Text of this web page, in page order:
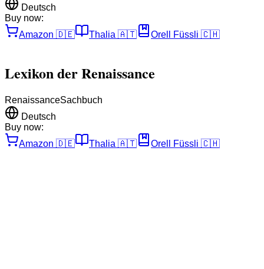
Deutsch
Buy now:
Amazon 🇩🇪 Thalia 🇦🇹 Orell Füssli 🇨🇭
Lexikon der Renaissance
RenaissanceSachbuch
Deutsch
Buy now:
Amazon 🇩🇪 Thalia 🇦🇹 Orell Füssli 🇨🇭